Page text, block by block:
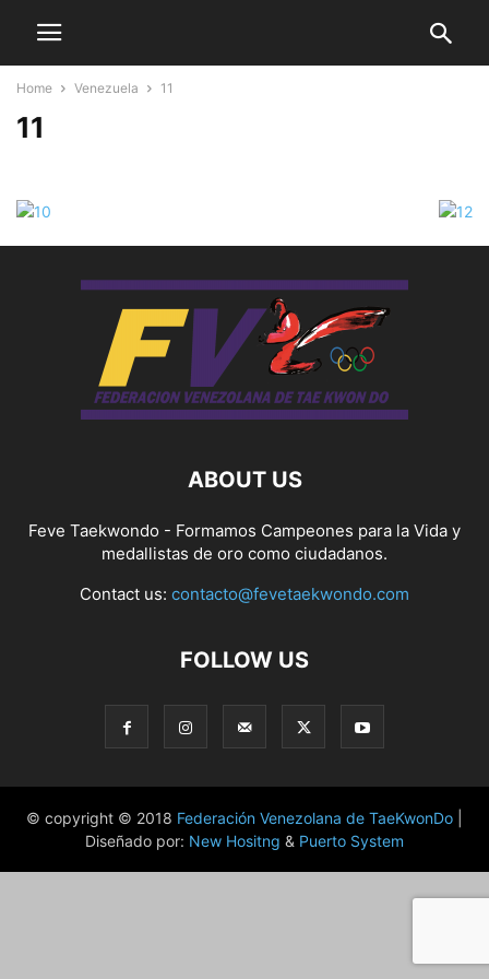
Home Venezuela 11
11
ABOUT US
Feve Taekwondo - Formamos Campeones para la Vida y
medallistas de oro como ciudadanos.
Contact us: contacto@fevetaekwondo.com
FOLLOW US
© copyright © 2018 Federación Venezolana de TaeKwonDo
Diseñado por: New Hositng & Puerto System